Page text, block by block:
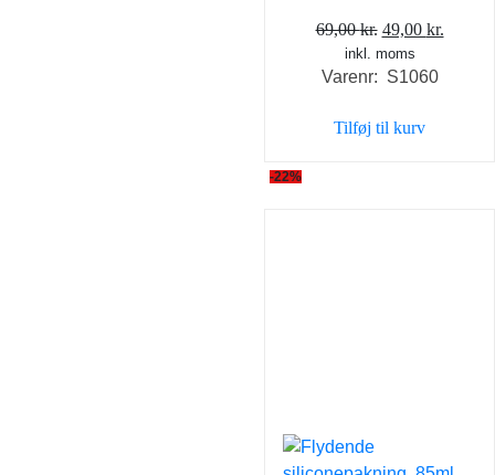
69,00kr. Den
oprindelige
pris
69,00 kr..
49,00 kr.
inkl. moms
Varenr: S1060
Tilføj til kurv
-22%